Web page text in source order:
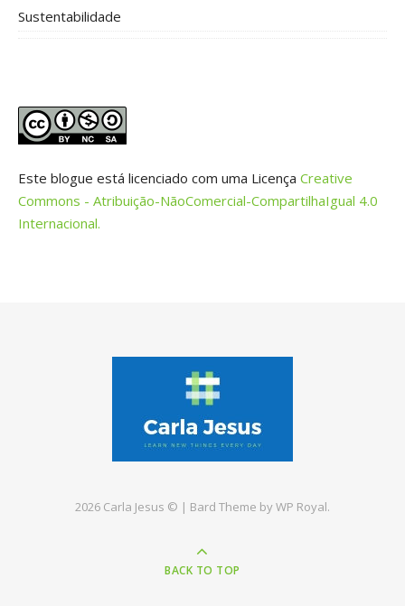
Sustentabilidade
Este blogue está licenciado com uma Licença Creative
Commons - Atribuição-NãoComercial-CompartilhaIgual 4.0
Internacional.
2026 Carla Jesus © | Bard Theme byWP Royal.
BACK TO TOP